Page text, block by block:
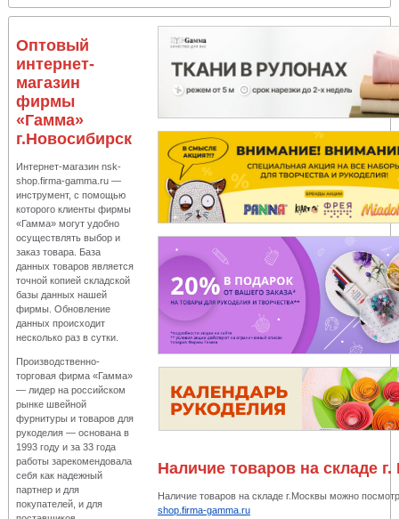
Оптовый
интернет-
магазин
фирмы
«Гамма»
г.Новосибирск
Интернет-магазин nsk-
shop.firma-gamma.ru —
инструмент, с помощью
которого клиенты фирмы
«Гамма» могут удобно
осуществлять выбор и
заказ товара. База
данных товаров является
точной копией складской
базы данных нашей
фирмы. Обновление
данных происходит
несколько раз в сутки.
Производственно-
торговая фирма «Гамма»
— лидер на российском
рынке швейной
фурнитуры и товаров для
рукоделия — основана в
1993 году и за 33 года
работы зарекомендовала
себя как надежный
партнер и для
покупателей, и для
Наличие товаров на складе
Наличие товаров на складе г.Москвы можно
shop.firma-gamma.ru